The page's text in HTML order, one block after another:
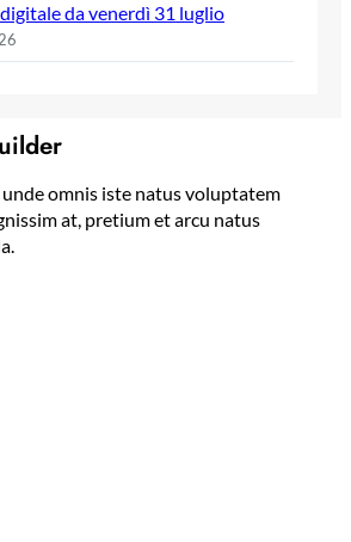
da venerdì 31 luglio
omnis iste natus voluptatem
at, pretium et arcu natus